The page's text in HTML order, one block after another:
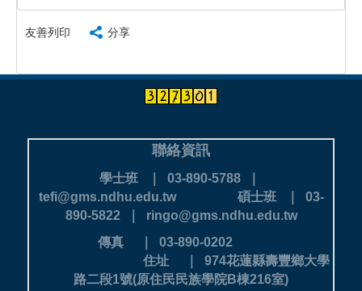
友善列印 分享
聯絡資訊
學士班 ｜ 03-890-5788 ｜
tefi@gms.ndhu.edu.tw 碩士班 ｜ 03-
890-5822 ｜ ringo@gms.ndhu.edu.tw
傳真 ｜ 03-890-0202
住址 ｜ 974花蓮縣壽豐鄉大學
路二段1號(原住民民族學院B棟216室)